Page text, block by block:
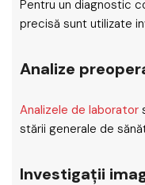
Pentru un diagnostic
precisă sunt utilizate
Analize
Analizele de laborator
stării generale de
Investigații